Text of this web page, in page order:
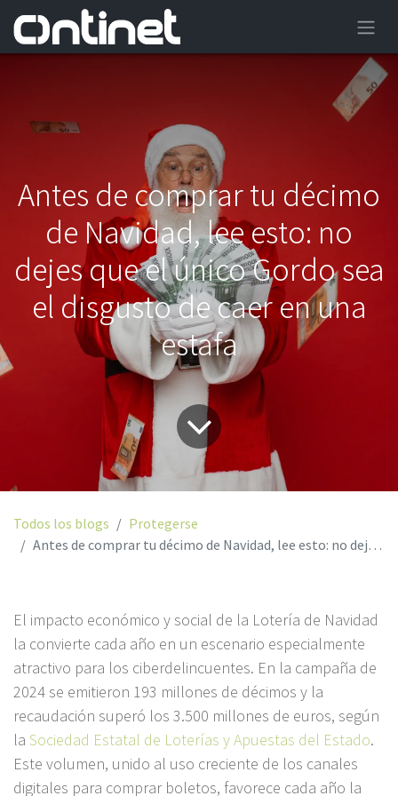
Antes de comprar tu décimo
de Navidad, lee esto: no
dejes que el único Gordo sea
el disgusto de caer en una
estafa
Todos los blogs
Protegerse
Antes de comprar tu décimo de Navidad, lee esto: no dejes que el único Gordo sea el disgusto de caer en una estafa
El impacto económico y social de la Lotería de Navidad
la convierte cada año en un escenario especialmente
atractivo para los ciberdelincuentes. En la campaña de
2024 se emitieron 193 millones de décimos y la
recaudación superó los 3.500 millones de euros, según
la Sociedad Estatal de Loterías y Apuestas del Estado.
Este volumen, unido al uso creciente de los canales
digitales para comprar boletos, favorece cada año la